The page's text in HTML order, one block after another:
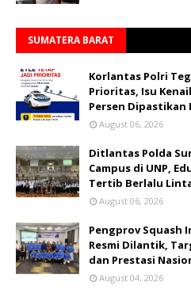
SUMATERA BARAT
Korlantas Polri
Prioritas, Isu
Persen Dipastikan
August 06, 2026
Ditlantas Polda
Campus di UNP,
Tertib Berlalu
August 06, 2026
Pengprov Squash
Resmi Dilantik,
dan Prestasi
August 04, 2026